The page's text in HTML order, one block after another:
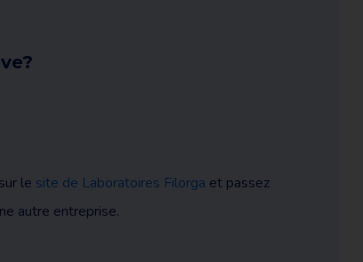
le site de Laboratoires Filorga et passez
autre entreprise.